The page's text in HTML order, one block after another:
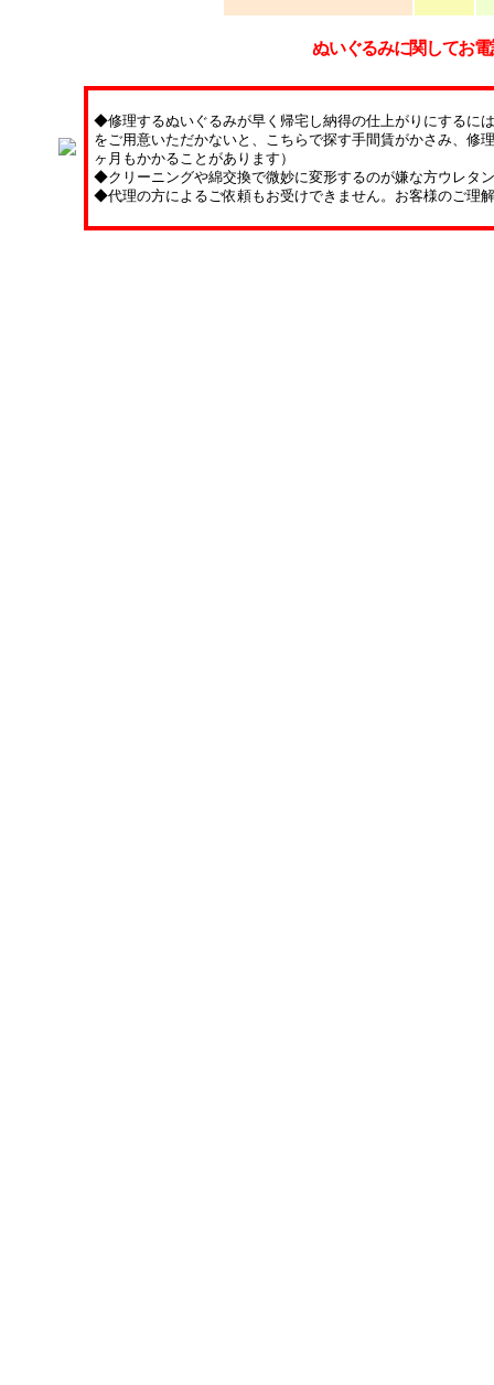
ぬいぐるみに関してお
◆修理するぬいぐるみが早く帰宅し納得の仕上がりにするに
をご用意いただかないと、こちらで探す手間賃がかさみ、修
ヶ月もかかることがあります）
◆クリーニングや綿交換で微妙に変形するのが嫌な方ウレタ
◆代理の方によるご依頼もお受けできません。お客様のご理